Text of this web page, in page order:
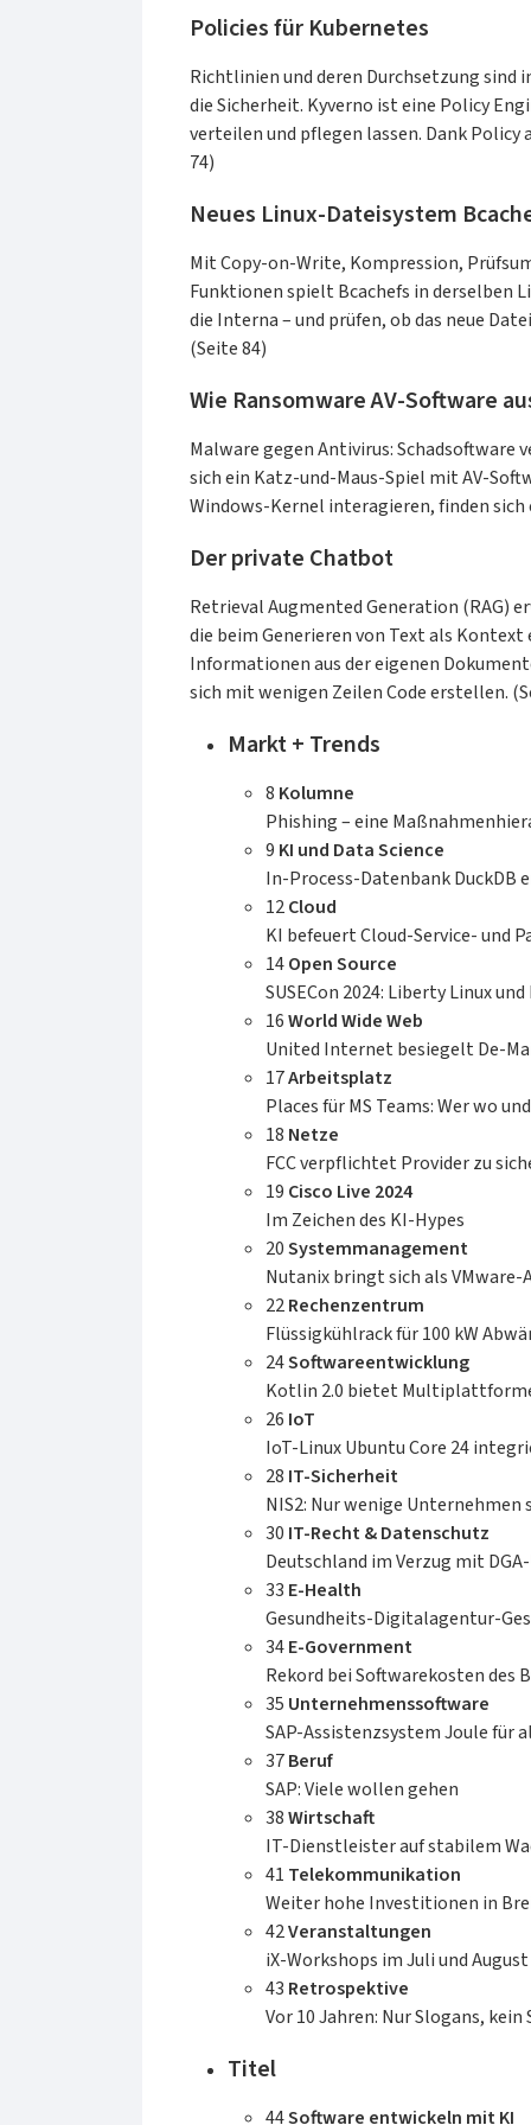
von Ihrer Denkweise bis hin zur
dabei Ansätze, die nachweislich zum
Erfolg führen.Farleys Konzepte und
Techniken bilden einen
praktischer Probleme bei der
realistischen wirtschaftlichen
Bedingungen. Dieser
allgemeingültige und langlebige
Ansatz kann Ihnen helfen, selbst
Probleme zu lösen, die Ihnen bisher
einen tiefen Einblick in Ihre eigene
tägliche Arbeit und unterstützt sie
dabei, bessere Software schneller,
entwickeln.Besprechung des Buches
iX.de:»Der mitp-Verlag liefert mit
"Modernes Software Engineering"
ein nach Ansicht des Rezensenten
rundum gelungenes Werk, das die
Rolle der Softwarearchitektur in
Ganzes behandelt – auch die
Übersetzung aus dem Englischen ist
vorbildlich gelungen. Von der Lektüre
profitieren insbesondere
Entwicklerinnen und Entwickler, die
erst seit wenigen Jahren
programmieren, aber auch "alte
Hasen" mit mehr als zehn Jahren
Erfahrung können noch einiges
darüber lernen, wie ihr Code als Teil
eines Werte-schöpfenden Ganzen
anzusehen ist. Der Rezensent
empfiehlt das Buch daher nicht nur
Programmiererinnen und
Programmierern in seinem eigenen
Unternehmen.«Über den Autor:David
Farley ist Gründer und Consultant
von Continuous Delivery Ltd und
verfügt über jahrelange Erfahrung
als Programmierer, Software
Engineer und Systemarchitekt. Seine
bahnbrechenden Ansätze haben die
Arbeit von Entwicklern und Teams
revolutioniert. Als Head of Software
Development für London Multi Asset
Exchange (LMAX) hat er eines der
schnellsten Finanzsysteme der Welt
aufgebaut. Er war einer der ersten,
der agile Methoden wie Continuous
Integration und automatisierte
Tests angewendet hat und ist
Betreiber des erfolgreichen Youtube-
Kanals »Continuous Delivery«.
Policies für Kubernetes
Richtlinien und deren Durchsetzung
die Sicherheit. Kyverno ist eine Policy
verteilen und pflegen lassen. Dank Policy
74)
Neues Linux-Dateisystem
Mit Copy-on-Write, Kompression,
Funktionen spielt Bcachefs in derselben
die Interna – und prüfen, ob das neue
(Seite 84)
Wie Ransomware AV-Software
Malware gegen Antivirus: Schadsoftware
sich ein Katz-und-Maus-Spiel mit AV-
Windows-Kernel interagieren, finden sich
Der private Chatbot
Retrieval Augmented Generation (RAG)
die beim Generieren von Text als
Informationen aus der eigenen
sich mit wenigen Zeilen Code erstellen.
Markt + Trends
8 Kolumne
Phishing – eine
9 KI und Data Science
In-Process-Datenbank DuckDB
12Cloud
KI befeuert Cloud-Service- und
14Open Source
SUSECon 2024: Liberty Linux
16World Wide Web
United Internet besiegelt De-
17Arbeitsplatz
Places für MS Teams: Wer wo
18 Netze
FCC verpflichtet Provider zu
19 Cisco Live 2024
Im Zeichen des KI-Hypes
20Systemmanagement
Nutanix bringt sich als
22Rechenzentrum
Flüssigkühlrack für 100 kW
24Softwareentwicklung
Kotlin 2.0 bietet
26 IoT
IoT-Linux Ubuntu Core 24
28 IT-Sicherheit
NIS2: Nur wenige
30 IT-Recht & Datenschutz
Deutschland im Verzug mit
33 E-Health
Gesundheits-Digitalagentur-
34E-Government
Rekord bei Softwarekosten des
35 Unternehmenssoftware
SAP-Assistenzsystem Joule für
37Beruf
SAP: Viele wollen gehen
38Wirtschaft
IT-Dienstleister auf stabilem
41 Telekommunikation
Weiter hohe Investitionen in
42Veranstaltungen
iX-Workshops im Juli und August
43 Retrospektive
Vor 10 Jahren: Nur Slogans, kein
Titel
44Software entwickeln mit KI